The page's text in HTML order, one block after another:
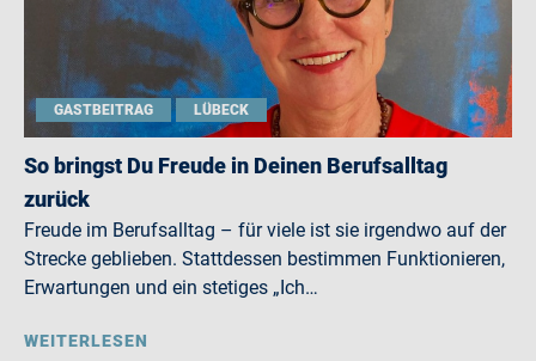
GASTBEITRAG LÜBECK
So bringst Du Freude in Deinen Berufsalltag
zurück
Freude im Berufsalltag – für viele ist sie irgendwo auf der
Strecke geblieben. Stattdessen bestimmen Funktionieren,
Erwartungen und ein stetiges „Ich…
WEITERLESEN